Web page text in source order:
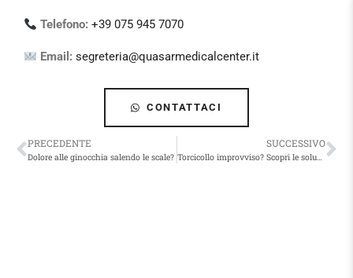
Telefono: +39 075 945 7070
Email: segreteria@quasarmedicalcenter.it
CONTATTACI
PRECEDENTE
Dolore alle ginocchia salendo le scale?
SUCCESSIVO
Torcicollo improvviso? Scopri le soluzioni efficaci